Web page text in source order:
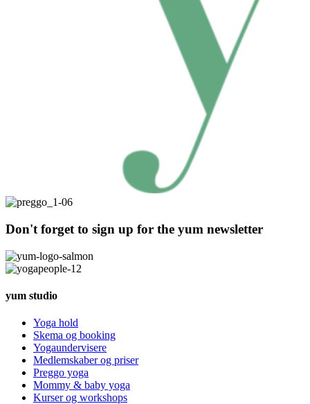
Don't forget to sign up for the yum newsletter
yum studio
Yoga hold
Skema og booking
Yogaundervisere
Medlemskaber og priser
Preggo yoga
Mommy & baby yoga
Kurser og workshops